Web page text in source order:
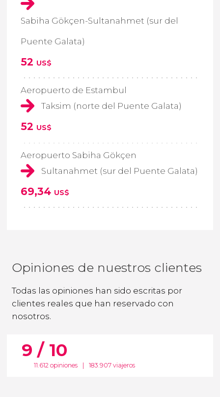
Sabiha Gökçen-Sultanahmet (sur del
Puente Galata)
52 US$
Aeropuerto de Estambul
Taksim (norte del Puente Galata)
52 US$
Aeropuerto Sabiha Gökçen
Sultanahmet (sur del Puente Galata)
69,34 US$
Opiniones de nuestros clientes
Todas las opiniones han sido escritas por
clientes reales que han reservado con
nosotros.
9 / 10
11.612 opiniones 183.907 viajeros